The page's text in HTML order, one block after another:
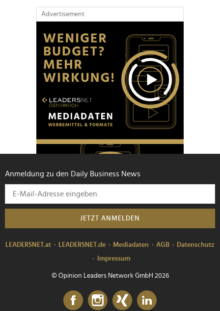
Advertisement
Anmeldung zu den Daily Business News
JETZT ANMELDEN
LEADERSNET.at LEADERSNET.de Mediadaten AGB
Datenschutz
Impressum
© Opinion Leaders Network GmbH 2026